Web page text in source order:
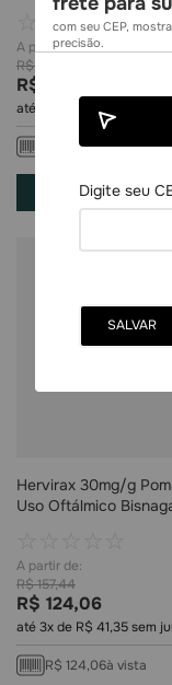
Frasco Gotejador
☆☆☆☆
R$
R$
até 11, sem
79à vista
COMPRAR
Hervirax 30mg/g
Uso Oftálmico
R$157,44
R$ 124,06
até3x de R$ 41,35sem
R$ 124,06à vista
com seu CEP,
precisão.